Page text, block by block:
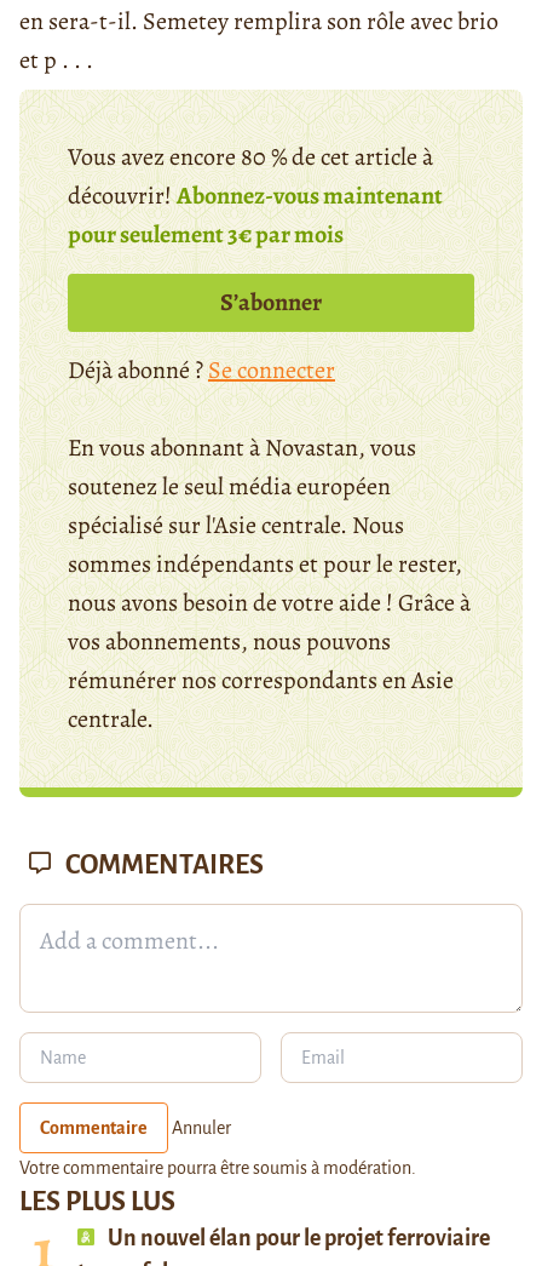
en sera-t-il. Semetey remplira son rôle avec brio
et p . . .
Vous avez encore 80 % de cet article à
découvrir!Abonnez-vous maintenant
pour seulement 3€ par mois
S’abonner
Déjà abonné ?Se connecter
En vous abonnant à Novastan, vous
soutenez le seul média européen
spécialisé sur l'Asie centrale. Nous
sommes indépendants et pour le rester,
nous avons besoin de votre aide ! Grâce à
vos abonnements, nous pouvons
rémunérer nos correspondants en Asie
centrale.
LES PLUS LUS
Un nouvel élan pour le projet ferroviaire
COMMENTAIRES
Commentaire Annuler
Votre commentaire pourra être soumis à modération.